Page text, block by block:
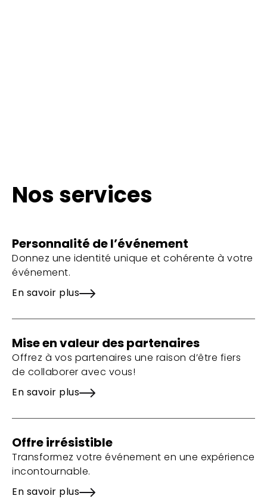
Nos services
Personnalité de l’événement
Donnez une identité unique et cohérente à votre
événement.
En savoir plus
Mise en valeur des partenaires
Offrez à vos partenaires une raison d’être fiers
de collaborer avec vous!
En savoir plus
Offre irrésistible
Transformez votre événement en une expérience
incontournable.
En savoir plus